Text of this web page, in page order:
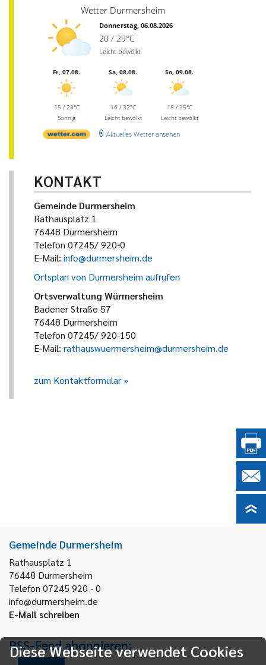
Wetter Durmersheim
Donnerstag, 06.08.2026
20 / 29°C
Leicht bewölkt
Fr, 07.08.
15 / 28°C
Sonnig
Sa, 08.08.
16 / 32°C
Leicht bewölkt
So, 09.08.
18 / 35°C
Leicht bewölkt
Aktuelles Wetter ansehen
KONTAKT
Gemeinde Durmersheim
Rathausplatz 1
76448 Durmersheim
Telefon 07245/ 920-0
E-Mail: info@durmersheim.de
Ortsplan von Durmersheim aufrufen
Ortsverwaltung Würmersheim
Badener Straße 57
76448 Durmersheim
Telefon 07245/ 920-150
E-Mail: rathauswuermersheim@durmersheim.de
zum Kontaktformular
Gemeinde Durmersheim
Rathausplatz 1
76448 Durmersheim
Telefon 07245 920 - 0
info@durmersheim.de
E-Mail schreiben
RSS-Feed abonnieren:
Diese Webseite verwendet Cookies